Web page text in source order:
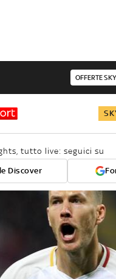
OFFERTE SKY
tutto live: seguici su
Discover